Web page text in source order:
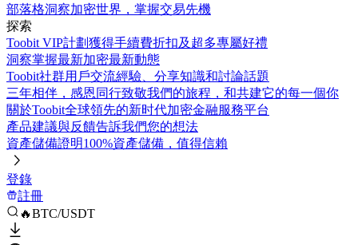
部落格洞察加密世界，掌握交易先機
探索
Toobit VIP計劃獲得手續費折扣及超多專屬好禮
洞察掌握最新加密最新動態
Toobit社群用戶交流經驗、分享知識和討論話題
三年相伴，感恩同行致敬我們的旅程，和共建它的每一個你
關於Toobit全球領先的新时代加密金融服務平台
產品建議與反饋告訴我們您的想法
資產儲備證明100%資產儲備，值得信賴
登錄
註冊
🔥BTC/USDT